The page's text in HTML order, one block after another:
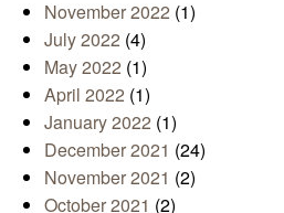
November 2022 (1)
July 2022 (4)
May 2022 (1)
April 2022 (1)
January 2022 (1)
December 2021 (24)
November 2021 (2)
October 2021 (2)